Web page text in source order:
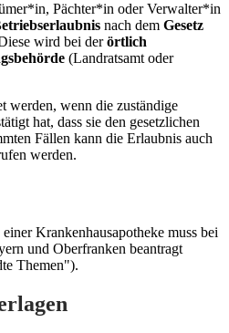
Pächter*in oder Verwalter*in
nach dem Gesetz
wird bei derörtlich
(Landratsamt oder
werden, wenn die zuständige
hat, dass sie den gesetzlichen
Fällen kann die Erlaubnis auch
werden.
Krankenhausapotheke muss bei
und Oberfranken beantragt
Themen").